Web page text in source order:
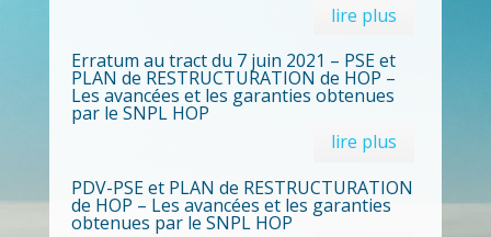
lire plus
Erratum au tract du 7 juin 2021 – PSE et
PLAN de RESTRUCTURATION de HOP –
Les avancées et les garanties obtenues
par le SNPL HOP
lire plus
PDV-PSE et PLAN de RESTRUCTURATION
de HOP – Les avancées et les garanties
obtenues par le SNPL HOP